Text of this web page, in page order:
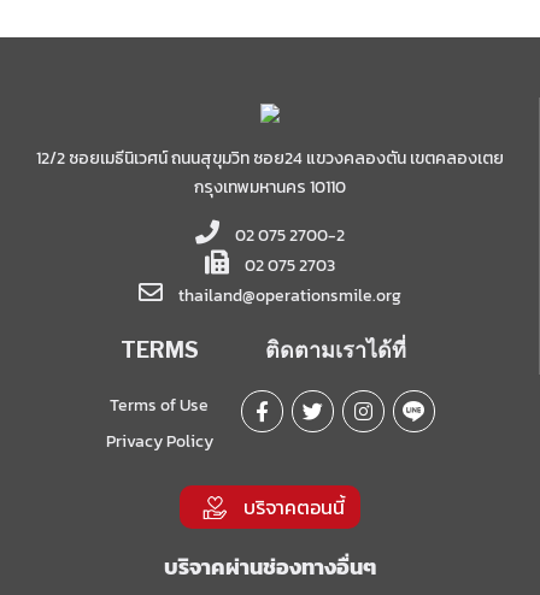
12/2 ซอยเมธีนิเวศน์ ถนนสุขุมวิท ซอย24 แขวงคลองตัน เขตคลองเตย
กรุงเทพมหานคร 10110
02 075 2700-2
02 075 2703
thailand@operationsmile.org
TERMS
Terms of Use
Privacy Policy
ติดตามเราได้ที่
บริจาคตอนนี้
บริจาคผ่านช่องทางอื่นๆ